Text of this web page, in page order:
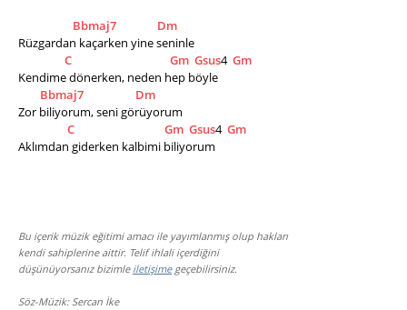
Bbmaj7
Dm
Rüzgardan kaçarken yine seninle
C
Gm Gsus4 Gm
Kendime dönerken, neden hep böyle
Bbmaj7
Dm
Zor biliyorum, seni görüyorum
C
Gm Gsus4 Gm
Aklımdan giderken kalbimi biliyorum
Bu içerik müzik eğitimi amacı ile yayımlanmış olup hakları
kendi sahiplerine aittir. Telif ihlali içerdiğini
düşünüyorsanız bizimle iletişimegeçebilirsiniz.
Söz-Müzik: Sercan İke